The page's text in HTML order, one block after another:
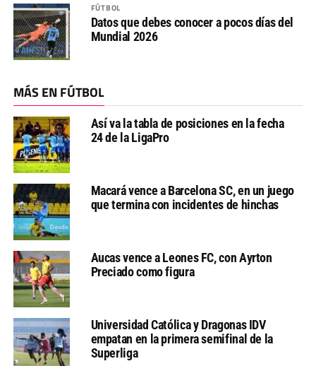
FÚTBOL
Datos que debes conocer a pocos días del
Mundial 2026
MÁS EN FÚTBOL
Así va la tabla de posiciones en la fecha
24 de la LigaPro
Macará vence a Barcelona SC, en un juego
que termina con incidentes de hinchas
Aucas vence a Leones FC, con Ayrton
Preciado como figura
Universidad Católica y Dragonas IDV
empatan en la primera semifinal de la
Superliga